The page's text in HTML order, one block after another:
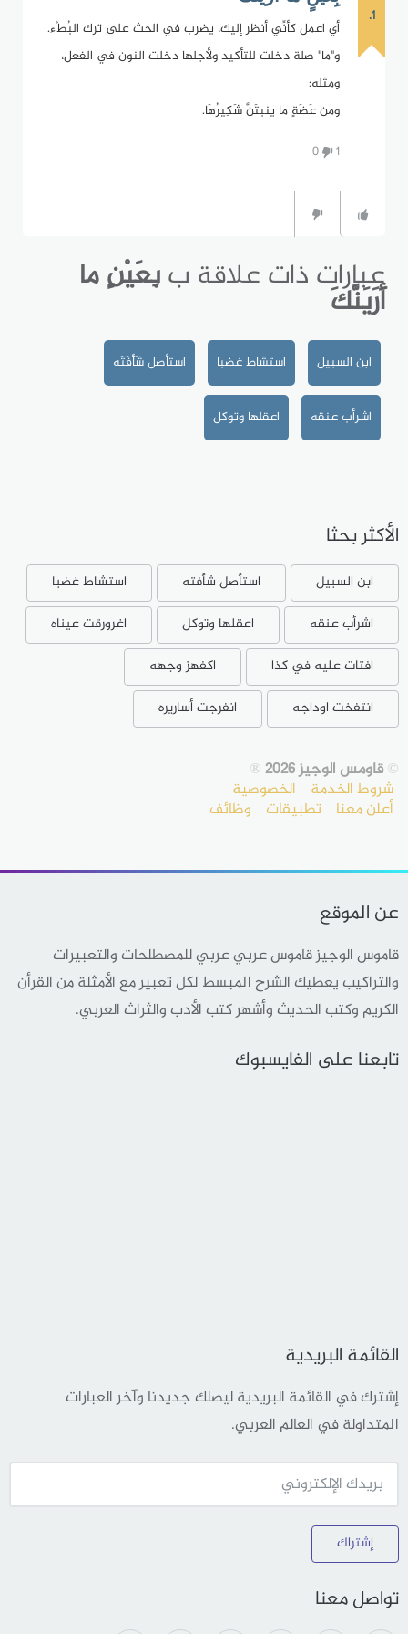
1.
أي اعمل كأنِّي أنظر إليك، يضرب في الحث على ترك البُطْء.
و"ما" صلة دخلت للتأكيد ولأجلها دخلت النون في الفعل،
ومثله:
ومن عَضَةٍ ما ينبتَنَّ شَكِيرُهَا.
1
0
عبارات ذات علاقة ببِعَيْنٍ ما
أَرَيَنَّكَ
ابن السبيل استشاط غضبا استأصل شَأْفَتَه
اشرأب عنقه اعقلها وتوكل
الأكثر بحثا
ابن السبيل استأصل شأفته
استشاط غضبا
اشرأب عنقه
اعقلها وتوكل
اغرورقت عيناه
افتات عليه في كذا
اكفهز وجهه
انتفخت اوداجه
انفرجت أساريره
©قاومس الوجيز 2026 ®
شروط الخدمة الخصوصية
أعلن معنا تطبيقات وظائف
عن الموقع
قاموس الوجيز قاموس عربي عربي للمصطلحات والتعبيرات
والتراكيب يعطيك الشرح المبسط لكل تعبير مع الأمثلة من القرأن
الكريم وكتب الحديث وأشهر كتب الأدب والثراث العربي.
تابعنا على الفايسبوك
القائمة البريدية
إشترك في القائمة البريدية ليصلك جديدنا وآخر العبارات
المتداولة في العالم العربي.
إشتراك
تواصل معنا